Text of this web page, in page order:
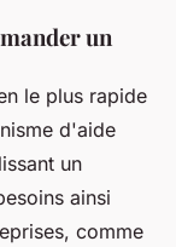
un
le plus rapide
d'aide
un
ainsi
comme